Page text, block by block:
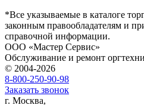
*Все указываемые в каталоге
законным правообладателям и
справочной информации.
ООО «Мастер Сервис»
Обслуживание и ремонт
© 2004-2026
8-800-250-90-98
Заказать звонок
г. Москва,